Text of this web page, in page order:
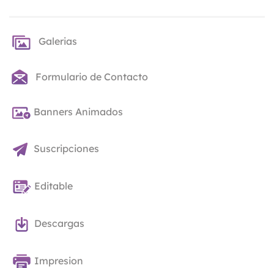
Galerias
Formulario de Contacto
Banners Animados
Suscripciones
Editable
Descargas
Impresion